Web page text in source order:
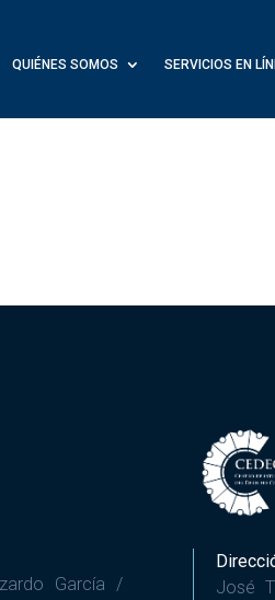
QUIÉNES SOMOS SERVICIOS EN
García /
José